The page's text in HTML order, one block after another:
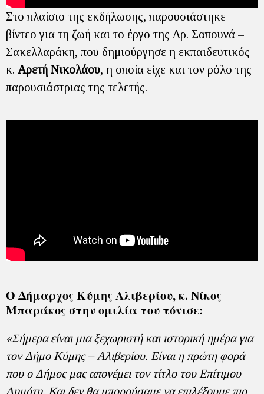
Στο πλαίσιο της εκδήλωσης, παρουσιάστηκε
βίντεο για τη ζωή και το έργο της Δρ. Σαπουνά –
Σακελλαράκη, που δημιούργησε η εκπαιδευτικός
κ. Αρετή Νικολάου, η οποία είχε και τον ρόλο της
παρουσιάστριας της τελετής.
Ο Δήμαρχος Κύμης Αλιβερίου, κ. Νίκος
Μπαράκος στην ομιλία του τόνισε:
«Σήμερα είναι μια ξεχωριστή και ιστορική ημέρα για
τον Δήμο Κύμης – Αλιβερίου. Είναι η πρώτη φορά
που ο Δήμος μας απονέμει τον τίτλο του Επίτιμου
Δημότη. Και δεν θα μπορούσαμε να επιλέξουμε πιο